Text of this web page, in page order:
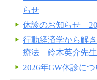
らせ
休診のお知らせ
行動経済学から解
療法 鈴木英介先生
2026年GW休診につ